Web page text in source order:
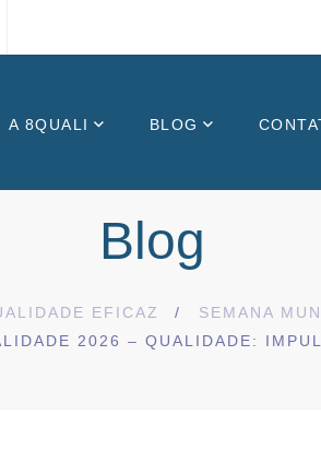
A 8QUALI BLOG
Blog
EFICAZ
SEMANA
2026 – QUALIDADE: